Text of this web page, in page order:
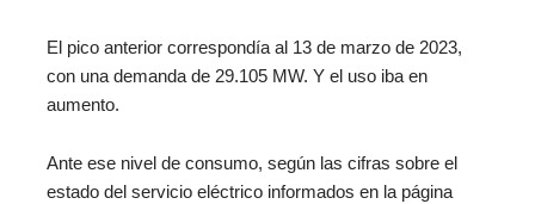
El pico anterior correspondía al 13 de marzo de 2023,
con una demanda de 29.105 MW. Y el uso iba en
aumento.
Ante ese nivel de consumo, según las cifras sobre el
estado del servicio eléctrico informados en la página